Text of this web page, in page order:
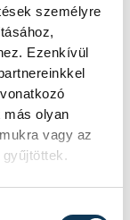
személyre
Ezenkívül
más olyan
vagy az
az
hogy